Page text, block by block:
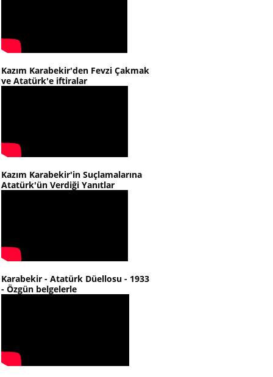
Kazım Karabekir'den Fevzi Çakmak
ve Atatürk'e iftiralar
Kazım Karabekir'in Suçlamalarına
Atatürk'ün Verdiği Yanıtlar
Karabekir - Atatürk Düellosu - 1933
- Özgün belgelerle